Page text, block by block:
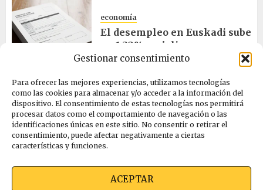
Gestionar consentimiento
Para ofrecer las mejores experiencias, utilizamos tecnologías
como las cookies para almacenar y/o acceder a la información del
dispositivo. El consentimiento de estas tecnologías nos permitirá
procesar datos como el comportamiento de navegación o las
identificaciones únicas en este sitio. No consentir o retirar el
consentimiento, puede afectar negativamente a ciertas
características y funciones.
ACEPTAR
economía
El desempleo en Euskadi sube
un 1,32% en julio
06/08/2026
salud
Bilbao acogerá el mayor
congreso europeo de salud
pública en noviembre